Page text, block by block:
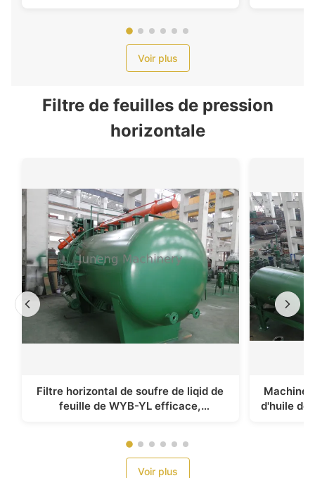
Voir plus
Filtre de feuilles de pression
horizontale
Filtre horizontal de soufre de liqid de
feuille de WYB-YL efficace,
d'huile de
Voir plus